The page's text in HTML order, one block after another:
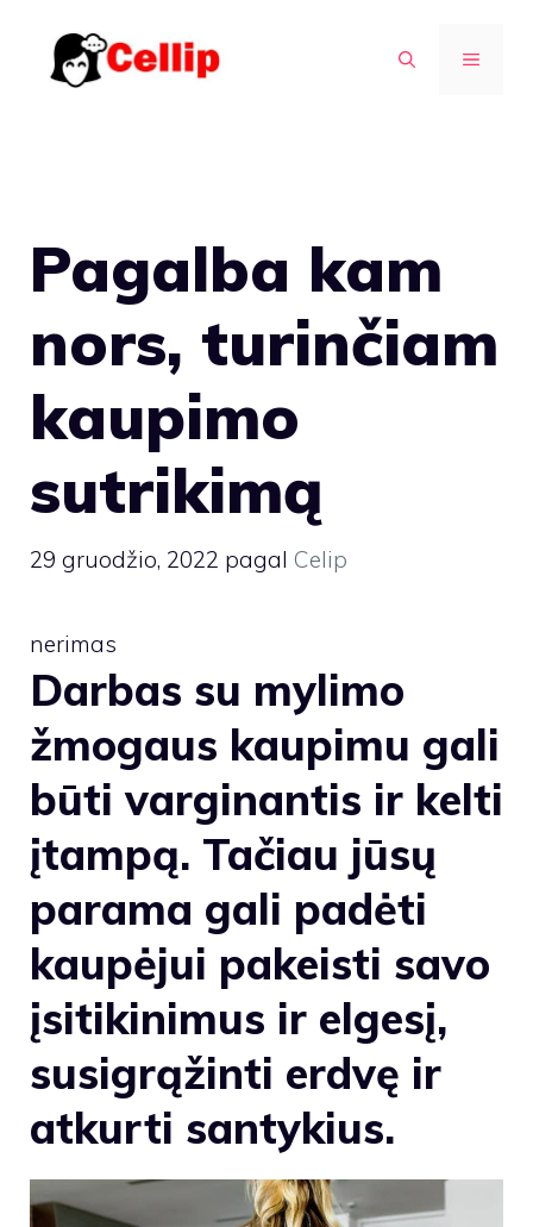
turinio
MENIU
Pagalba kam
nors, turinčiam
kaupimo
sutrikimą
29 gruodžio, 2022 pagal Celip
nerimas
Darbas su mylimo
žmogaus kaupimu gali
būti varginantis ir kelti
įtampą. Tačiau jūsų
parama gali padėti
kaupėjui pakeisti savo
įsitikinimus ir elgesį,
susigrąžinti erdvę ir
atkurti santykius.